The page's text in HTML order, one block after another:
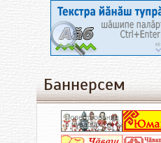
Баннерсем